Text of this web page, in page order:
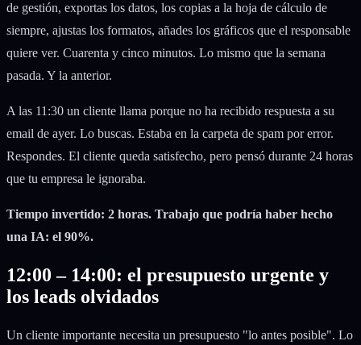
de gestión, exportas los datos, los copias a la hoja de cálculo de
siempre, ajustas los formatos, añades los gráficos que el responsable
quiere ver. Cuarenta y cinco minutos. Lo mismo que la semana
pasada. Y la anterior.
A las 11:30 un cliente llama porque no ha recibido respuesta a su
email de ayer. Lo buscas. Estaba en la carpeta de spam por error.
Respondes. El cliente queda satisfecho, pero pensó durante 24 horas
que tu empresa le ignoraba.
Tiempo invertido: 2 horas. Trabajo que podría haber hecho
una IA: el 90%.
12:00 – 14:00: el presupuesto urgente y
los leads olvidados
Un cliente importante necesita un presupuesto "lo antes posible". Lo